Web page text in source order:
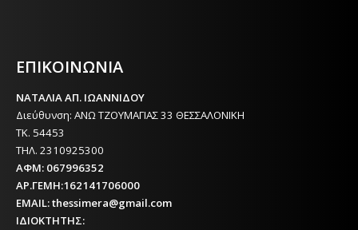
ΕΠΙΚΟΙΝΩΝΙΑ
ΝΑΤΑΛΙΑ ΑΠ. ΙΩΑΝΝΙΔΟΥ
Διεύθυνση: ΑΝΩ ΤΖΟΥΜΑΓΙΑΣ 33 ΘΕΣΣΑΛΟΝΙΚΗ
ΤΚ. 54453
ΤΗΛ. 2310925300
ΑΦΜ: 067996352
ΑΡ.ΓΕΜΗ:162141706000
EMAIL: thessimera@gmail.com
ΙΔΙΟΚΤΗΤΗΣ: